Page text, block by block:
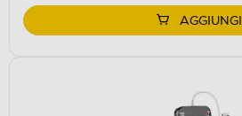
AGGIUNGI